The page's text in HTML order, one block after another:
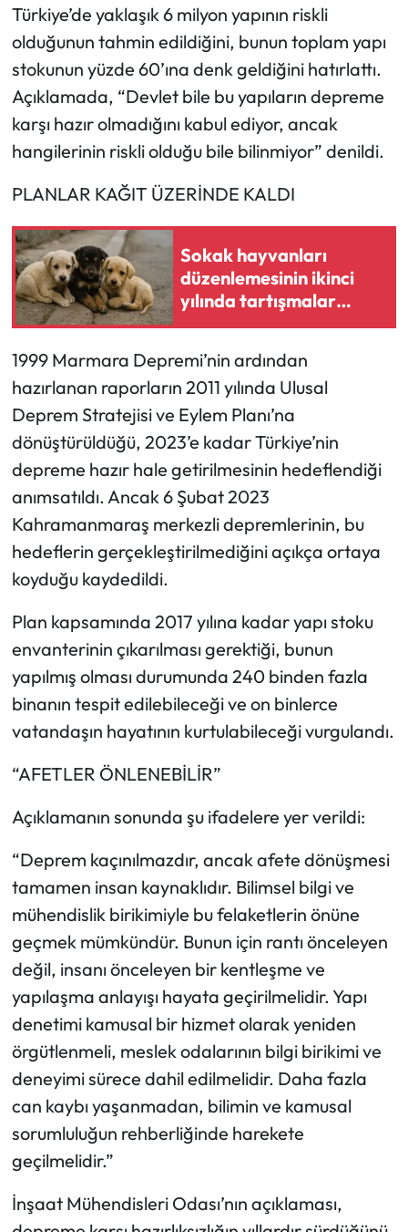
Türkiye’de yaklaşık 6 milyon yapının riskli
olduğunun tahmin edildiğini, bunun toplam yapı
stokunun yüzde 60’ına denk geldiğini hatırlattı.
Açıklamada, “Devlet bile bu yapıların depreme
karşı hazır olmadığını kabul ediyor, ancak
hangilerinin riskli olduğu bile bilinmiyor” denildi.
PLANLAR KAĞIT ÜZERİNDE KALDI
Sokak hayvanları
düzenlemesinin ikinci
yılında tartışmalar
sürüyor
1999 Marmara Depremi’nin ardından
hazırlanan raporların 2011 yılında Ulusal
Deprem Stratejisi ve Eylem Planı’na
dönüştürüldüğü, 2023’e kadar Türkiye’nin
depreme hazır hale getirilmesinin hedeflendiği
anımsatıldı. Ancak 6 Şubat 2023
Kahramanmaraş merkezli depremlerinin, bu
hedeflerin gerçekleştirilmediğini açıkça ortaya
koyduğu kaydedildi.
Plan kapsamında 2017 yılına kadar yapı stoku
envanterinin çıkarılması gerektiği, bunun
yapılmış olması durumunda 240 binden fazla
binanın tespit edilebileceği ve on binlerce
vatandaşın hayatının kurtulabileceği vurgulandı.
“AFETLER ÖNLENEBİLİR”
Açıklamanın sonunda şu ifadelere yer verildi:
“Deprem kaçınılmazdır, ancak afete dönüşmesi
tamamen insan kaynaklıdır. Bilimsel bilgi ve
mühendislik birikimiyle bu felaketlerin önüne
geçmek mümkündür. Bunun için rantı önceleyen
değil, insanı önceleyen bir kentleşme ve
yapılaşma anlayışı hayata geçirilmelidir. Yapı
denetimi kamusal bir hizmet olarak yeniden
örgütlenmeli, meslek odalarının bilgi birikimi ve
deneyimi sürece dahil edilmelidir. Daha fazla
can kaybı yaşanmadan, bilimin ve kamusal
sorumluluğun rehberliğinde harekete
geçilmelidir.”
İnşaat Mühendisleri Odası’nın açıklaması,